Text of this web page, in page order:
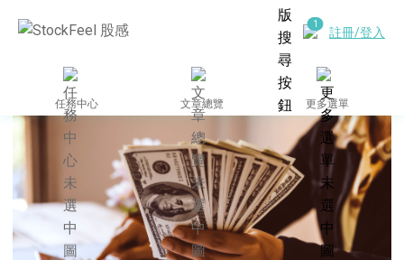
註冊/登入
任務中心 文章總覽 更多選單